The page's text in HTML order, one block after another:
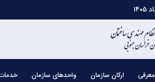
معرفی ارکان سازمان واحدهای سازمان